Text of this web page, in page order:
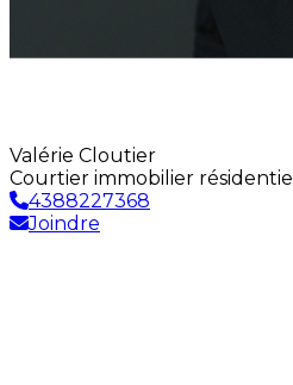
Valérie Cloutier
Courtier immobilier résidentiel
4388227368
Joindre